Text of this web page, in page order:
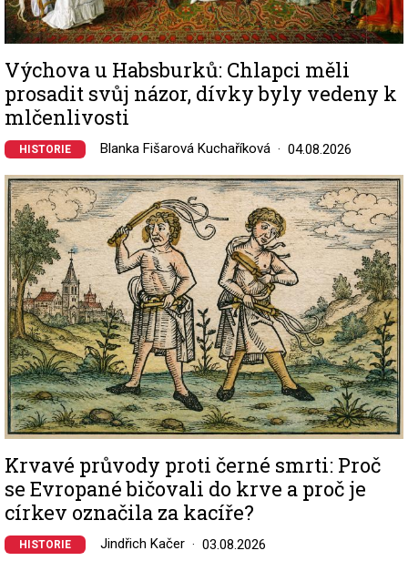
Výchova u Habsburků: Chlapci měli
prosadit svůj názor, dívky byly vedeny k
mlčenlivosti
HISTORIE Blanka Fišarová Kuchaříková 04.08.2026
Image
Krvavé průvody proti černé smrti: Proč
se Evropané bičovali do krve a proč je
církev označila za kacíře?
HISTORIE Jindřich Kačer 03.08.2026